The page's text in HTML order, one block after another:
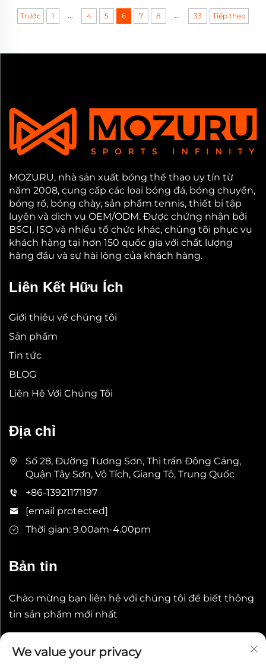
Trước 1 4 5 6 7 8 33 Tiếp theo
MOZURU, nhà sản xuất bóng thể thao uy tín từ
năm 2008, cung cấp các loại bóng đá, bóng chuyền,
bóng rổ, bóng chày, sản phẩm tennis, thiết bị tập
luyện và dịch vụ OEM/ODM. Được chứng nhận bởi
BSCI, ISO và nhiều tổ chức khác, chúng tôi phục vụ
khách hàng tại hơn 150 quốc gia với chất lượng
hàng đầu và sự hài lòng của khách hàng.
Liên Kết Hữu Ích
Giới thiệu về chúng tôi
Sản phẩm
Tin tức
BLOG
Liên Hệ Với Chúng Tôi
Địa chỉ
Số 28, Đường Tương Sơn, Thị trấn Đông Cảng,
Quận Tây Sơn, Vô Tích, Giang Tô, Trung Quốc
+86-13921171197
[email protected]
Thời gian: 9.00am-4.00pm
Bản tin
Chào mừng bạn liên hệ với chúng tôi để biết thông
tin sản phẩm mới nhất
We value your privacy